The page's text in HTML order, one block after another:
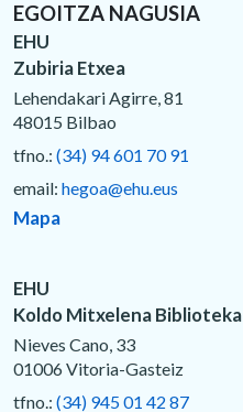
EGOITZA NAGUSIA
EHU
Zubiria Etxea
Lehendakari Agirre, 81
48015 Bilbao
tfno.: (34) 94 601 70 91
email: hegoa@ehu.eus
Mapa
EHU
Koldo Mitxelena Biblioteka
Nieves Cano, 33
01006 Vitoria-Gasteiz
tfno.: (34) 945 01 42 87